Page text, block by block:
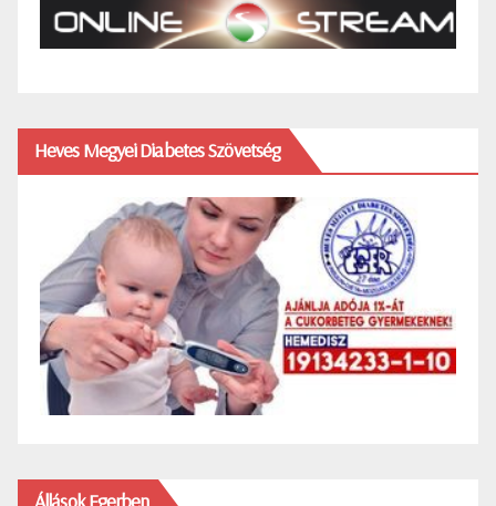
Heves Megyei Diabetes Szövetség